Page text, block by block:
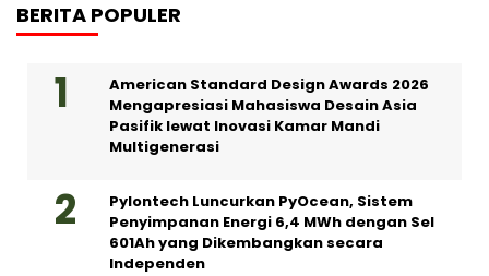
BERITA POPULER
American Standard Design Awards 2026
Mengapresiasi Mahasiswa Desain Asia
Pasifik lewat Inovasi Kamar Mandi
Multigenerasi
Pylontech Luncurkan PyOcean, Sistem
Penyimpanan Energi 6,4 MWh dengan Sel
601Ah yang Dikembangkan secara
Independen